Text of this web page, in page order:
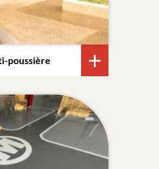
poussière